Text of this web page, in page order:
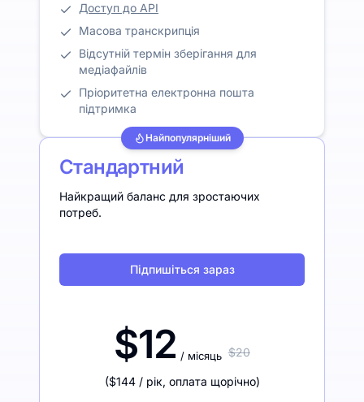
Доступ до API
Масова транскрипція
Відсутній термін зберігання для
медіафайлів
Пріоритетна електронна пошта
підтримка
Найпопулярніший
Стандартний
Найкращий баланс для зростаючих
потреб.
Підпишіться зараз
$12 / місяць $20
($144 / рік, оплата щорічно)